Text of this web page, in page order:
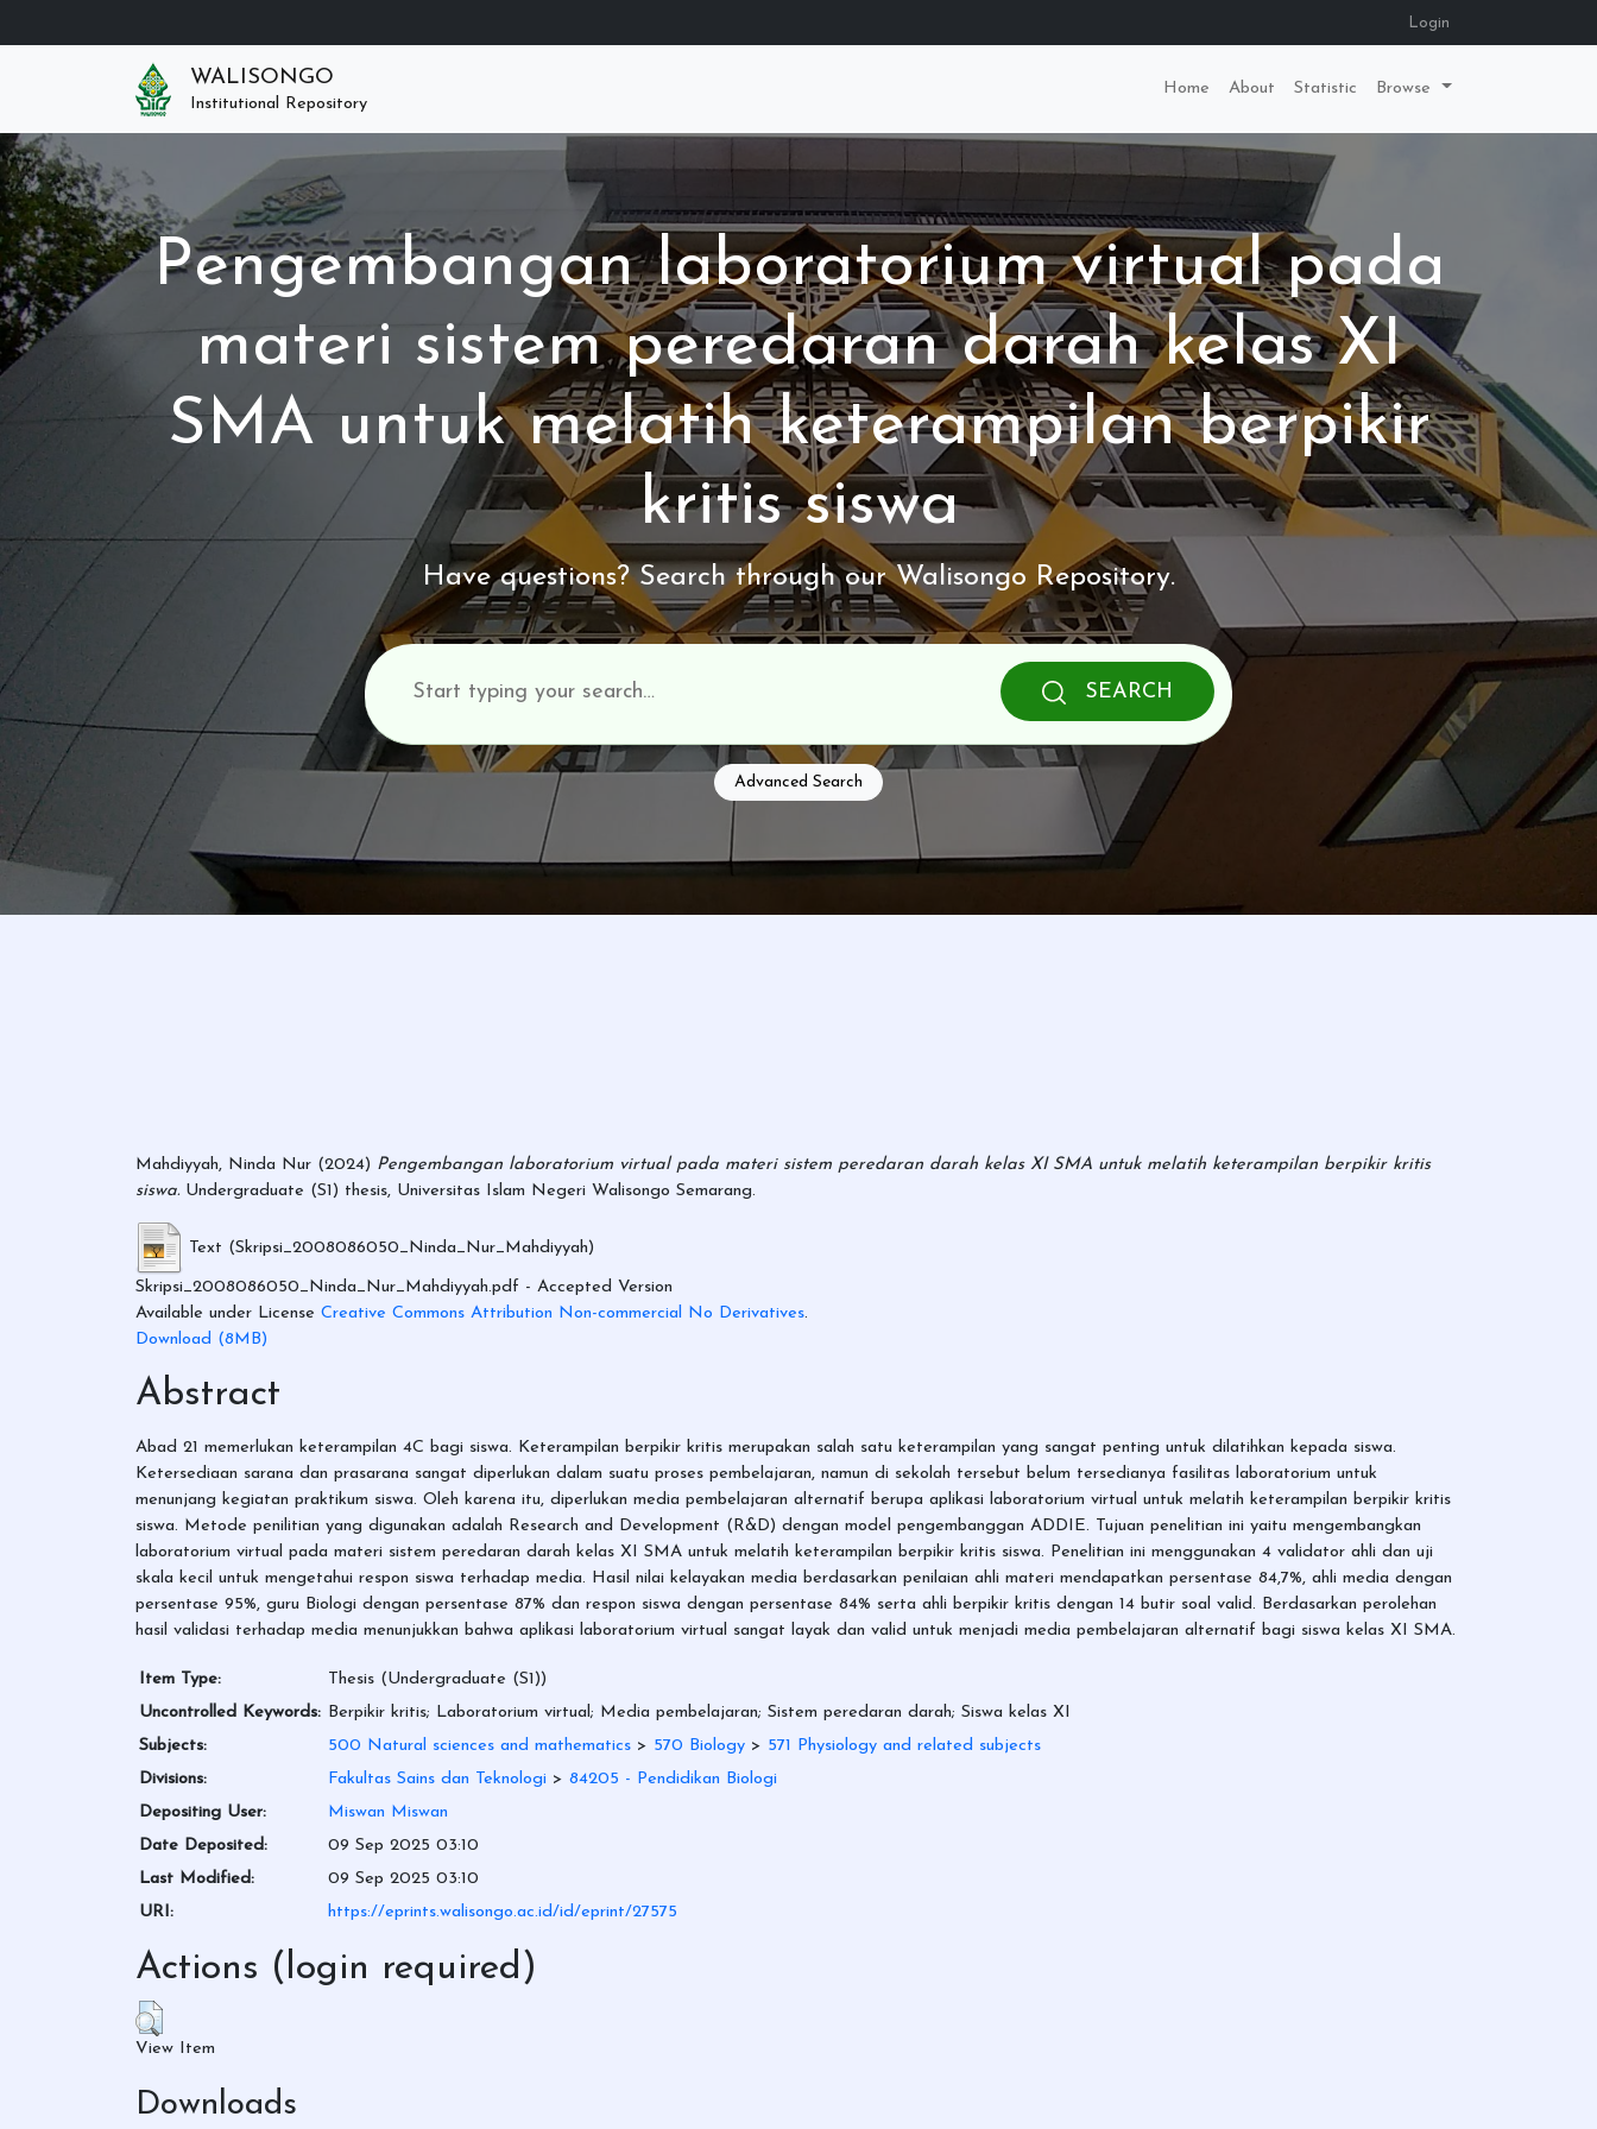
Login
WALISONGO
Institutional Repository
Home About Statistic Browse
Pengembangan laboratorium virtual pada
materi sistem peredaran darah kelas XI
SMA untuk melatih keterampilan berpikir
kritis siswa
Have questions? Search through our Walisongo Repository.
SEARCH
Advanced Search
Mahdiyyah, Ninda Nur (2024) Pengembangan laboratorium virtual pada materi sistem peredaran darah kelas XI SMA untuk melatih keterampilan berpikir kritis
siswa. Undergraduate (S1) thesis, Universitas Islam Negeri Walisongo Semarang.
Text (Skripsi_2008086050_Ninda_Nur_Mahdiyyah)
Skripsi_2008086050_Ninda_Nur_Mahdiyyah.pdf - Accepted Version
Available under License Creative Commons Attribution Non-commercial No Derivatives.
Download (8MB)
Abstract
Abad 21 memerlukan keterampilan 4C bagi siswa. Keterampilan berpikir kritis merupakan salah satu keterampilan yang sangat penting untuk dilatihkan kepada siswa.
Ketersediaan sarana dan prasarana sangat diperlukan dalam suatu proses pembelajaran, namun di sekolah tersebut belum tersedianya fasilitas laboratorium untuk
menunjang kegiatan praktikum siswa. Oleh karena itu, diperlukan media pembelajaran alternatif berupa aplikasi laboratorium virtual untuk melatih keterampilan berpikir kritis
siswa. Metode penilitian yang digunakan adalah Research and Development (R&D) dengan model pengembanggan ADDIE. Tujuan penelitian ini yaitu mengembangkan
laboratorium virtual pada materi sistem peredaran darah kelas XI SMA untuk melatih keterampilan berpikir kritis siswa. Penelitian ini menggunakan 4 validator ahli dan uji
skala kecil untuk mengetahui respon siswa terhadap media. Hasil nilai kelayakan media berdasarkan penilaian ahli materi mendapatkan persentase 84,7%, ahli media dengan
persentase 95%, guru Biologi dengan persentase 87% dan respon siswa dengan persentase 84% serta ahli berpikir kritis dengan 14 butir soal valid. Berdasarkan perolehan
hasil validasi terhadap media menunjukkan bahwa aplikasi laboratorium virtual sangat layak dan valid untuk menjadi media pembelajaran alternatif bagi siswa kelas XI SMA.
Item Type:
Thesis (Undergraduate (S1))
Uncontrolled Keywords: Berpikir kritis; Laboratorium virtual; Media pembelajaran; Sistem peredaran darah; Siswa kelas XI
Subjects:
500 Natural sciences and mathematics > 570 Biology > 571 Physiology and related subjects
Divisions:
Fakultas Sains dan Teknologi > 84205 - Pendidikan Biologi
Depositing User:
Miswan Miswan
Date Deposited:
09 Sep 2025 03:10
Last Modified:
09 Sep 2025 03:10
URI:
https://eprints.walisongo.ac.id/id/eprint/27575
Actions (login required)
View Item
Downloads